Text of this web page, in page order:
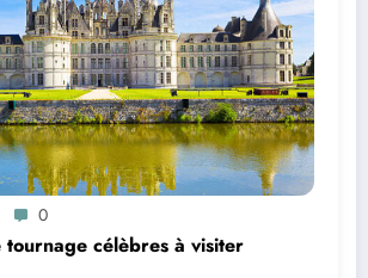
0
tournage célèbres à visiter